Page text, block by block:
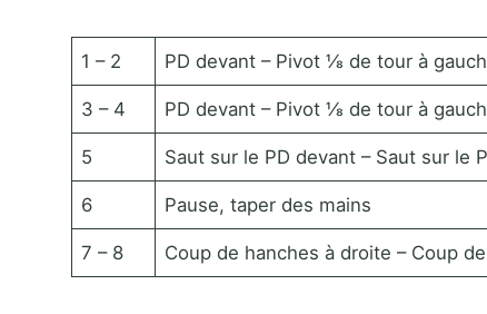
1 – 2 PD devant – Pivot ⅛ de tour à
3 – 4 PD devant – Pivot ⅛ de tour à
5 Saut sur le PD devant – Saut sur le
6 Pause, taper des mains
7 – 8 Coup de hanches à droite – Coup